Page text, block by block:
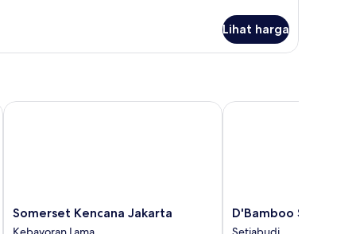
Lihat harga
Somerset
Kencana
Somerset Kencana Jakarta
Somerset Kencana Jakarta
D'Bamboo
Suites
D'Bamboo Suites
D'Bamboo Suites